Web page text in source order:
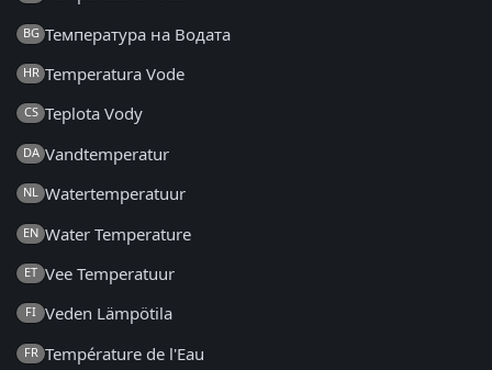
BG Температура на Водата
HR Temperatura Vode
CS Teplota Vody
DA Vandtemperatur
NL Watertemperatuur
EN Water Temperature
ET Vee Temperatuur
FI Veden Lämpötila
FR Température de l'Eau